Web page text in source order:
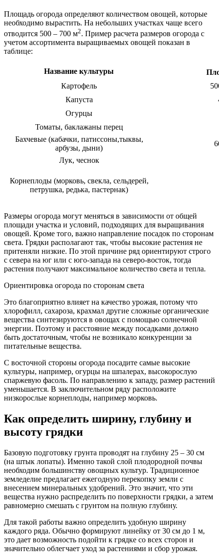
Площадь огорода определяют количеством овощей, которые
необходимо вырастить. На небольших участках чаще всего
отводится 500 – 700 м2. Пример расчета размеров огорода с
учетом ассортимента выращиваемых овощей показан в
таблице:
Название культуры
Картофель
Капуста
Огурцы
Томаты, баклажаны перец
Бахчевые (кабачки, патиссоны,тыквы,
арбузы, дыни)
Лук, чеснок
Корнеплоды (морковь, свекла, сельдерей,
петрушка, редька, пастернак)
Размеры огорода могут меняться в зависимости от общей
площади участка и условий, подходящих для выращивания
овощей. Кроме того, важно направление посадок по сторонам
света. Грядки располагают так, чтобы высокие растения не
притеняли низкие. По этой причине ряд ориентируют строго
с севера на юг или с юго-запада на северо-восток, тогда
растения получают максимальное количество света и тепла.
Ориентировка огорода по сторонам света
Это благоприятно влияет на качество урожая, потому что
хлорофилл, сахароза, крахмал другие сложные органические
вещества синтезируются в овощах с помощью солнечной
энергии. Поэтому и расстояние между посадками должно
быть достаточным, чтобы не возникало конкуренции за
питательные вещества.
С восточной стороны огорода посадите самые высокие
культуры, например, огурцы на шпалерах, высокорослую
спаржевую фасоль. По направлению к западу, размер растений
уменьшается. В заключительном ряду расположите
низкорослые корнеплоды, например морковь.
Как определить ширину, глубину и
высоту грядки
Базовую подготовку грунта проводят на глубину 25 – 30 см
(на штык лопаты). Именно такой слой плодородной почвы
необходим большинству овощных культур. Традиционное
земледелие предлагает ежегодную перекопку земли с
внесением минеральных удобрений. Это значит, что эти
вещества нужно распределить по поверхности грядки, а затем
равномерно смешать с грунтом на полную глубину.
Для такой работы важно определить удобную ширину
каждого ряда. Обычно формируют линейку от 30 см до 1 м,
это дает возможность подойти к грядке со всех сторон и
значительно облегчает уход за растениями и сбор урожая.